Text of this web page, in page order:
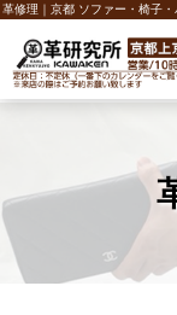
革修理｜京都 ソファー・椅子